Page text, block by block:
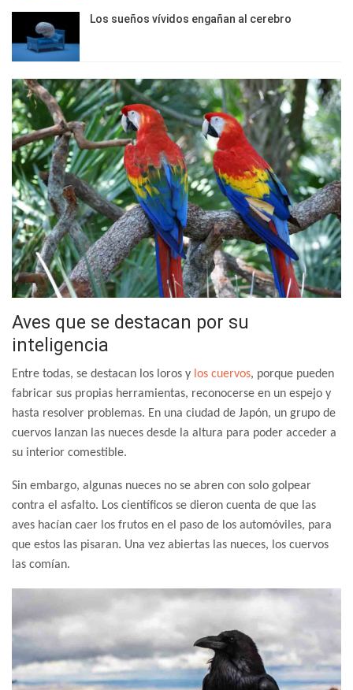
Los sueños vívidos engañan al cerebro
Aves que se destacan por su
inteligencia
Entre todas, se destacan los loros y los cuervos, porque pueden
fabricar sus propias herramientas, reconocerse en un espejo y
hasta resolver problemas. En una ciudad de Japón, un grupo de
cuervos lanzan las nueces desde la altura para poder acceder a
su interior comestible.
Sin embargo, algunas nueces no se abren con solo golpear
contra el asfalto. Los científicos se dieron cuenta de que las
aves hacían caer los frutos en el paso de los automóviles, para
que estos las pisaran. Una vez abiertas las nueces, los cuervos
las comían.